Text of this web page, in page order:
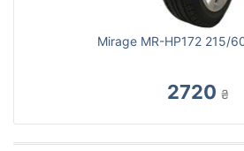
Mirage MR-HP172 215/
2720 ₴